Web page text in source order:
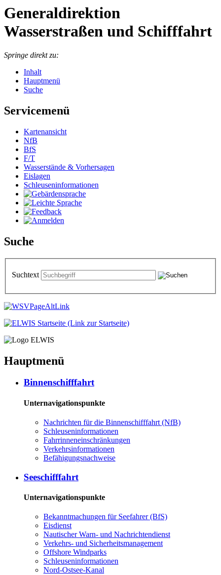
Generaldirektion
Wasserstraßen und Schifffahrt
Springe direkt zu:
Inhalt
Hauptmenü
Suche
Servicemenü
Kar­ten­an­sicht
NfB
BfS
F/T
Was­ser­stän­de & Vor­her­sa­gen
Eis­la­gen
Schleu­sen­in­for­ma­tio­nen
Suche
Suchtext
Hauptmenü
Bin­nen­schiff­fahrt
Unternavigationspunkte
Nach­rich­ten für die Bin­nen­schiff­fahrt (NfB)
Schleu­sen­in­for­ma­tio­nen
Fahr­rin­nen­ein­schrän­kun­gen
Ver­kehrs­in­for­ma­tio­nen
Be­fä­hi­gungs­nach­wei­se
See­schiff­fahrt
Unternavigationspunkte
Be­kannt­ma­chun­gen für See­fah­rer (BfS)
Eis­dienst
Nau­ti­scher Warn-​ und Nach­rich­ten­dienst
Ver­kehrs-​ und Si­cher­heits­ma­na­ge­ment
Offs­ho­re Wind­parks
Schleu­sen­in­for­ma­tio­nen
Nord-​Ost­see-​Ka­nal